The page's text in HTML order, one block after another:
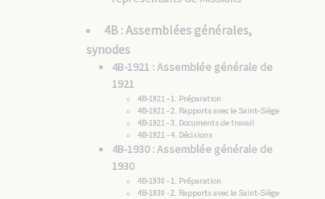
4B : Assemblées générales,
synodes
4B-1921 : Assemblée générale de
1921
4B-1921 - 1. Préparation
4B-1921 - 2. Rapports avec le Saint-Siège
4B-1921 - 3. Documents de travail
4B-1921 - 4. Décisions
4B-1930 : Assemblée générale de
1930
4B-1930 - 1. Préparation
4B-1930 - 2. Rapports avec le Saint-Siège